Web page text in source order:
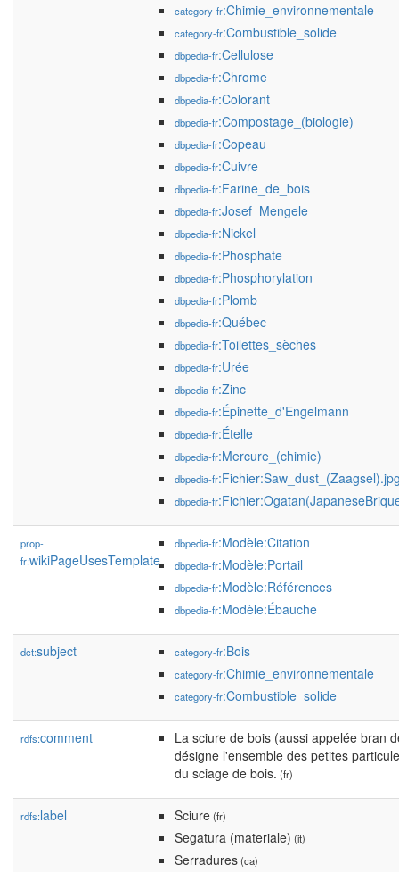
category-fr:Chimie_environnementale
category-fr:Combustible_solide
dbpedia-fr:Cellulose
dbpedia-fr:Chrome
dbpedia-fr:Colorant
dbpedia-fr:Compostage_(biologie)
dbpedia-fr:Copeau
dbpedia-fr:Cuivre
dbpedia-fr:Farine_de_bois
dbpedia-fr:Josef_Mengele
dbpedia-fr:Nickel
dbpedia-fr:Phosphate
dbpedia-fr:Phosphorylation
dbpedia-fr:Plomb
dbpedia-fr:Québec
dbpedia-fr:Toilettes_sèches
dbpedia-fr:Urée
dbpedia-fr:Zinc
dbpedia-fr:Épinette_d'Engelmann
dbpedia-fr:Ételle
dbpedia-fr:Mercure_(chimie)
dbpedia-fr
dbpedia-fr
prop-
fr:wikiPageUsesTemplate
dbpedia-fr:Modèle:Citation
dbpedia-fr:Modèle:Portail
dbpedia-fr:Modèle:Références
dbpedia-fr:Modèle:Ébauche
dct:subject category-fr:Bois
category-fr:Chimie_environnementale
category-fr:Combustible_solide
rdfs:comment
La sciure de bois (aussi appelée bran
désigne l'ensemble des petites
du sciage de bois. (fr)
rdfs:label Sciure(fr)
Segatura (materiale) (it)
Serradures(ca)